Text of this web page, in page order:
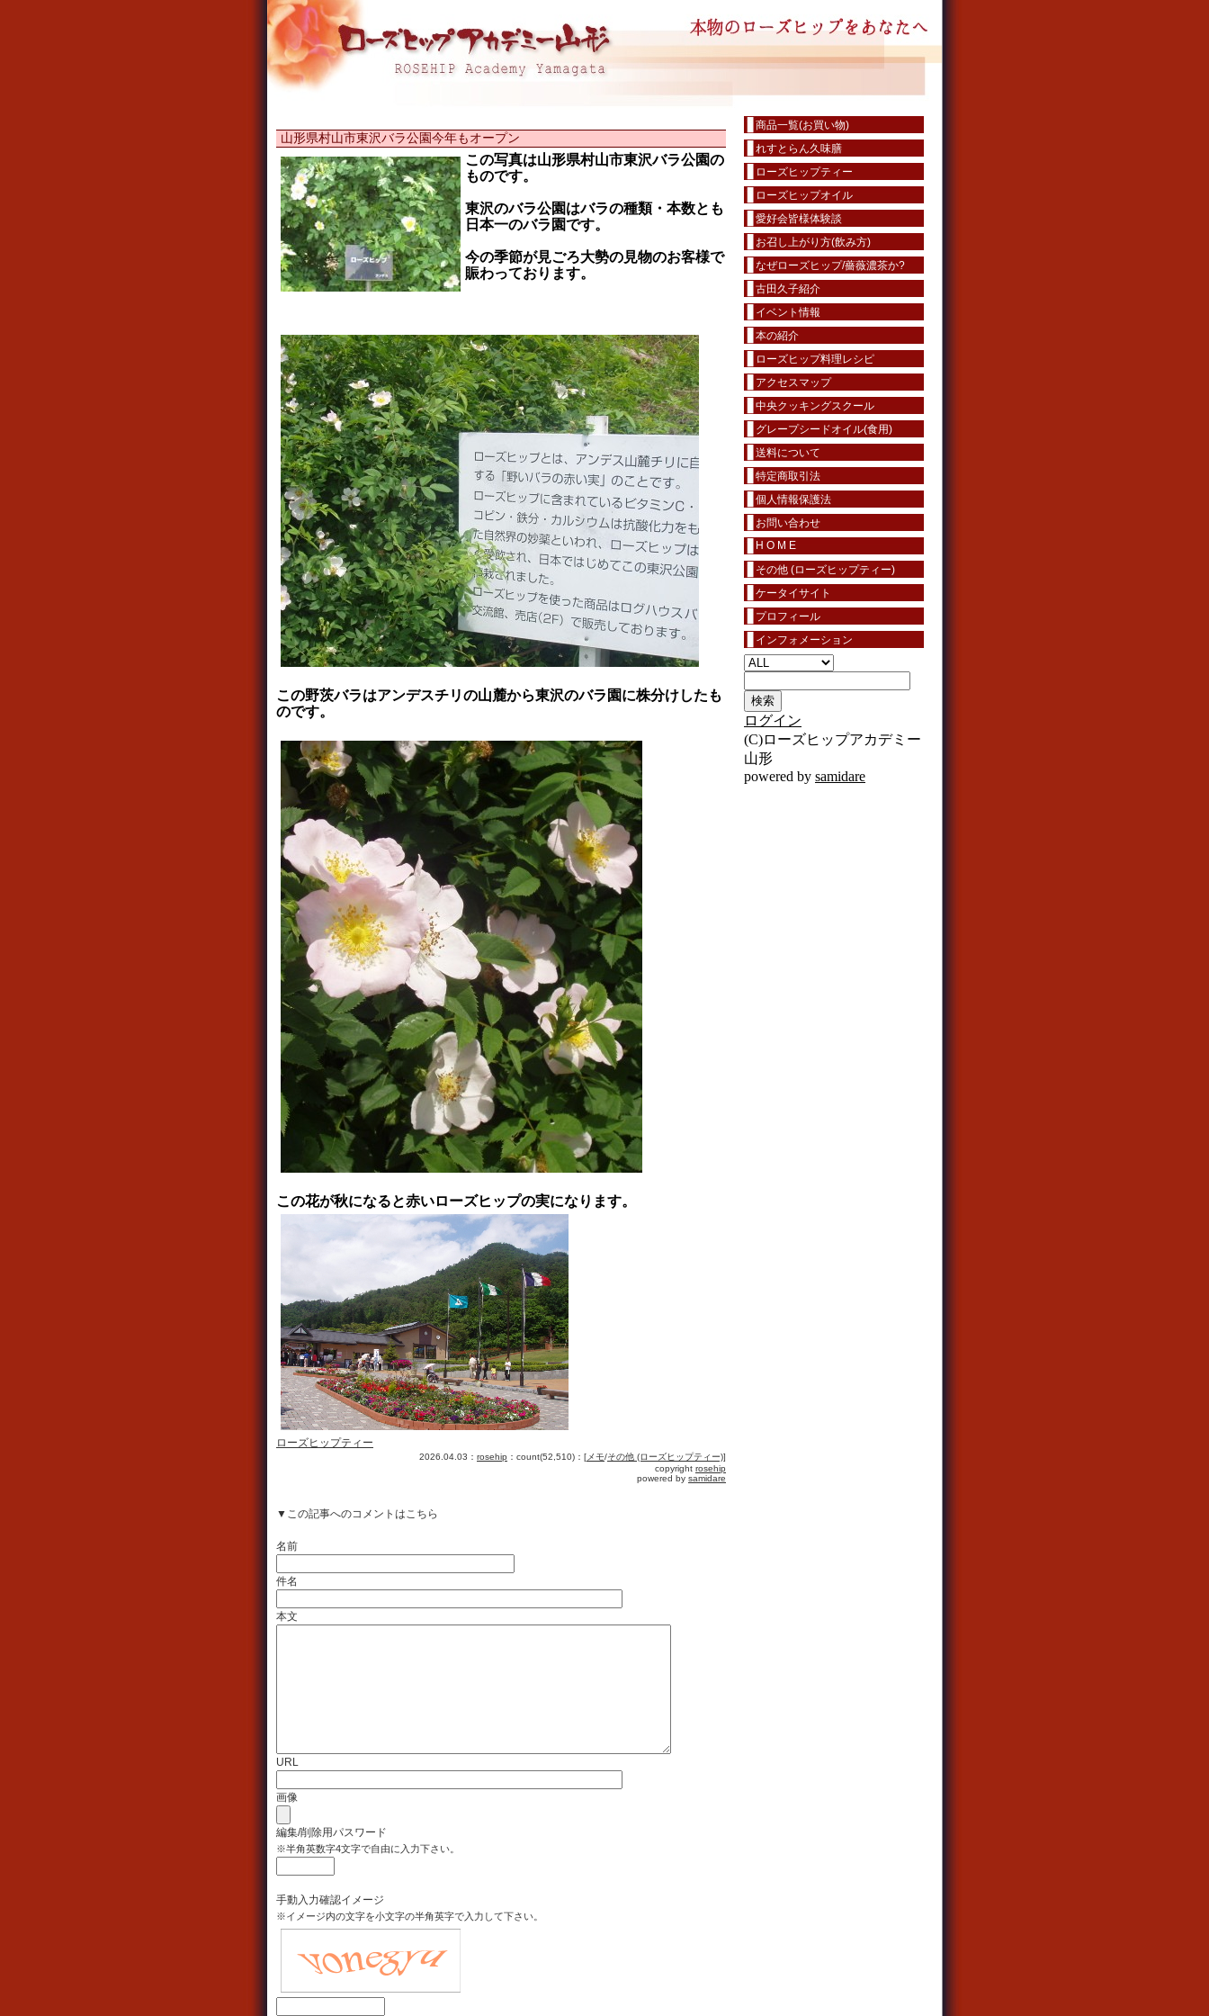
山形県村山市東沢バラ公園今年もオープン
この写真は山形県村山市東沢バラ公園の
ものです。
東沢のバラ公園はバラの種類・本数とも
日本一のバラ園です。
今の季節が見ごろ大勢の見物のお客様で
賑わっております。
この野茨バラはアンデスチリの山麓から東沢のバラ園に株分けしたも
のです。
この花が秋になると赤いローズヒップの実になります。
ローズヒップティー
2026.04.03： rosehip ：count(52,510)：[ メモ/その他 (ローズヒップティー)]
copyright rosehip
powered by samidare
▼この記事へのコメントはこちら
名前
件名
本文
URL
画像
編集/削除用パスワード
※半角英数字4文字で自由に入力下さい。
手動入力確認イメージ
※イメージ内の文字を小文字の半角英字で入力して下さい。
商品一覧(お買い物)
れすとらん久味膳
ローズヒップティー
ローズヒップオイル
愛好会皆様体験談
お召し上がり方(飲み方)
なぜローズヒップ/薔薇濃茶か?
古田久子紹介
イベント情報
本の紹介
ローズヒップ料理レシピ
アクセスマップ
中央クッキングスクール
グレープシードオイル(食用)
送料について
特定商取引法
個人情報保護法
お問い合わせ
H O M E
その他 (ローズヒップティー)
ケータイサイト
プロフィール
インフォメーション
ログイン
(C)ローズヒップアカデミー
山形
powered by samidare